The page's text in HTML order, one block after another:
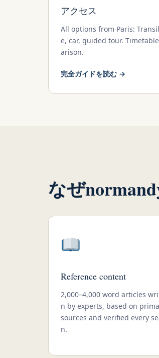
アクセス
All options from Paris:
e, car, guided tour.
arison.
完全ガイドを読む →
なぜ
Reference content
2,000–4,000 word articles
n by experts, based on
sources and verified every
n.